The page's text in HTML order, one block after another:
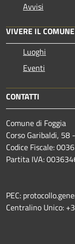
Avvisi
VIVERE IL COMUNE
Luoghi
Eventi
CONTATTI
Comune di Foggia
Corso Garibaldi, 58
Codice Fiscale:
Partita IVA:
PEC:
Centralino Unico: